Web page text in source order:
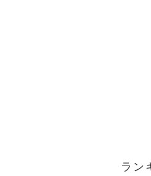
ラン